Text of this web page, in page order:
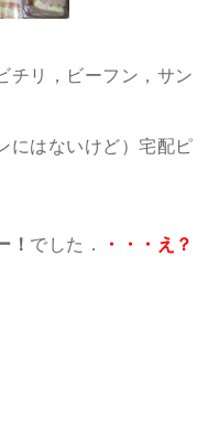
チリ，ビーフン，サン
にはないけど）宅配ピ
！ でした．
・・・え？